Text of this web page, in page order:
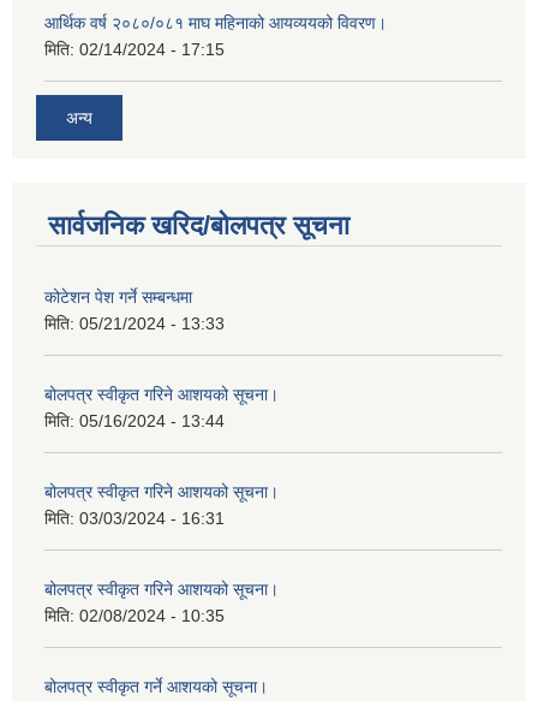
आर्थिक वर्ष २०८०/०८१ माघ महिनाको आयव्ययको विवरण।
मिति: 02/14/2024 - 17:15
अन्य
सार्वजनिक खरिद/बोलपत्र सूचना
कोटेशन पेश गर्ने सम्बन्धमा
मिति: 05/21/2024 - 13:33
बोलपत्र स्वीकृत गरिने आशयको सूचना।
मिति: 05/16/2024 - 13:44
बोलपत्र स्वीकृत गरिने आशयको सूचना।
मिति: 03/03/2024 - 16:31
बोलपत्र स्वीकृत गरिने आशयको सूचना।
मिति: 02/08/2024 - 10:35
बोलपत्र स्वीकृत गर्ने आशयको सूचना।